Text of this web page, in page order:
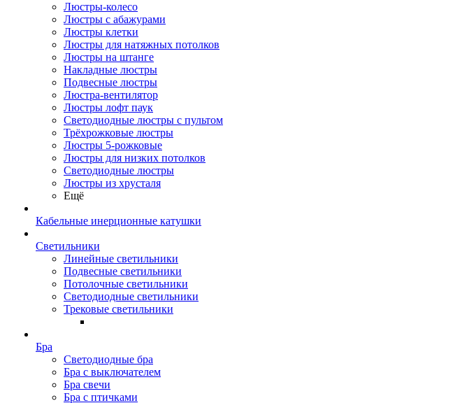
Люстры-колесо
Люстры с абажурами
Люстры клетки
Люстры для натяжных потолков
Люстры на штанге
Накладные люстры
Подвесные люстры
Люстра-вентилятор
Люстры лофт паук
Светодиодные люстры с пультом
Трёхрожковые люстры
Люстры 5-рожковые
Люстры для низких потолков
Cветодиодные люстры
Люстры из хрусталя
Ещё
Кабельные инерционные катушки
Светильники
Линейные светильники
Подвесные светильники
Потолочные светильники
Светодиодные светильники
Трековые светильники
Бра
Светодиодные бра
Бра с выключателем
Бра свечи
Бра с птичками